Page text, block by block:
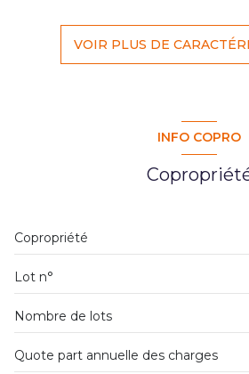
1 niveau(x)
terrasse
VOIR PLUS DE
INFO COPRO
Copropriété
Lot n°
Nombre de lots
Quote part annuelle des charges